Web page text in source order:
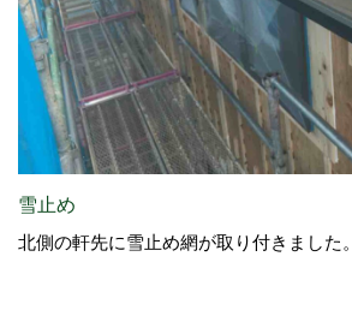
雪止め
北側の軒先に雪止め網が取り付きました。